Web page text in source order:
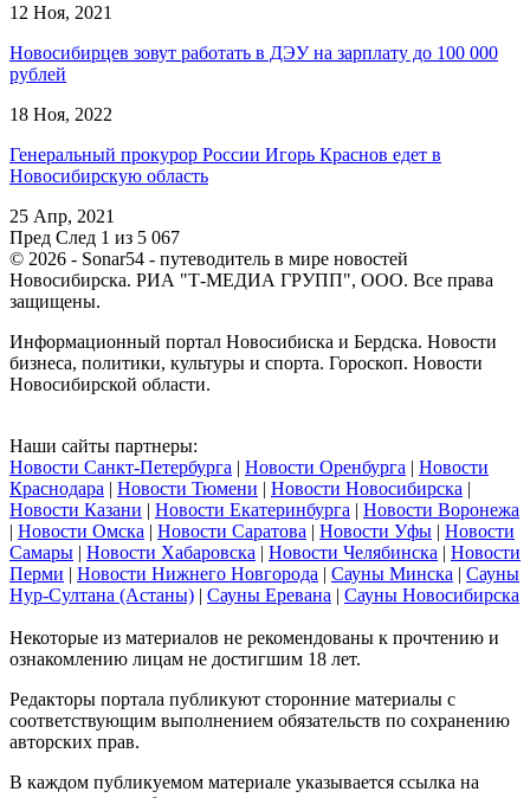
12 Ноя, 2021
Новосибирцев зовут работать в ДЭУ на зарплату до 100 000
рублей
18 Ноя, 2022
Генеральный прокурор России Игорь Краснов едет в
Новосибирскую область
25 Апр, 2021
Пред След 1 из 5 067
© 2026 - Sonar54 - путеводитель в мире новостей
Новосибирска. РИА "Т-МЕДИА ГРУПП", ООО. Все права
защищены.
Информационный портал Новосибиска и Бердска. Новости
бизнеса, политики, культуры и спорта. Гороскоп. Новости
Новосибирской области.
Наши сайты партнеры:
Новости Санкт-Петербурга | Новости Оренбурга | Новости
Краснодара | Новости Тюмени | Новости Новосибирска |
Новости Казани | Новости Екатеринбурга | Новости Воронежа
| Новости Омска | Новости Саратова | Новости Уфы | Новости
Самары | Новости Хабаровска | Новости Челябинска | Новости
Перми | Новости Нижнего Новгорода | Сауны Минска | Сауны
Нур-Султана (Астаны) | Сауны Еревана | Сауны Новосибирска
Некоторые из материалов не рекомендованы к прочтению и
ознакомлению лицам не достигшим 18 лет.
Редакторы портала публикуют сторонние материалы с
соответствующим выполнением обязательств по сохранению
авторских прав.
В каждом публикуемом материале указывается ссылка на